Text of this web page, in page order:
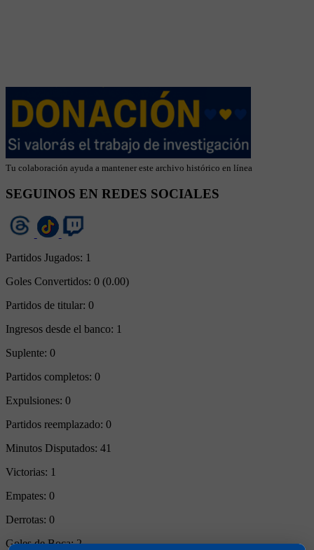
Tu colaboración ayuda a mantener este archivo histórico en línea
SEGUINOS EN REDES SOCIALES
Partidos Jugados: 1
Goles Convertidos: 0 (0.00)
Partidos de titular: 0
Ingresos desde el banco: 1
Suplente: 0
Partidos completos: 0
Expulsiones: 0
Partidos reemplazado: 0
Minutos Disputados: 41
Victorias: 1
Empates: 0
Derrotas: 0
Goles de Boca:2